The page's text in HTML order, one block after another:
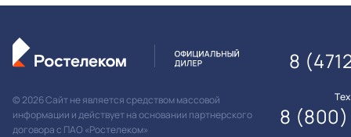
© 2026 Сайт не является средством массовой
информации и действует на основании партнерского
договора с ПАО «Ростелеком»
8
8